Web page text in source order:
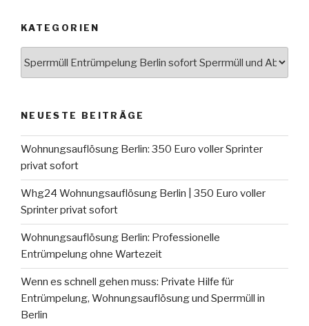
KATEGORIEN
NEUESTE BEITRÄGE
Wohnungsauflösung Berlin: 350 Euro voller Sprinter
privat sofort
Whg24 Wohnungsauflösung Berlin | 350 Euro voller
Sprinter privat sofort
Wohnungsauflösung Berlin: Professionelle
Entrümpelung ohne Wartezeit
Wenn es schnell gehen muss: Private Hilfe für
Entrümpelung, Wohnungsauflösung und Sperrmüll in
Berlin